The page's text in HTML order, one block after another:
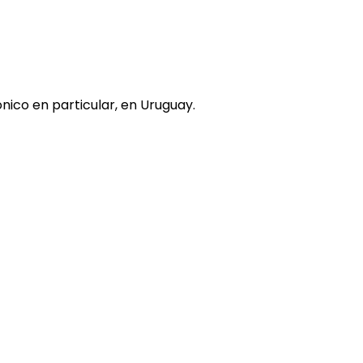
en particular, en Uruguay.